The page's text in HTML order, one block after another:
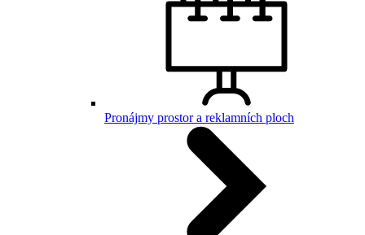
Pronájmy prostor a reklamních ploch